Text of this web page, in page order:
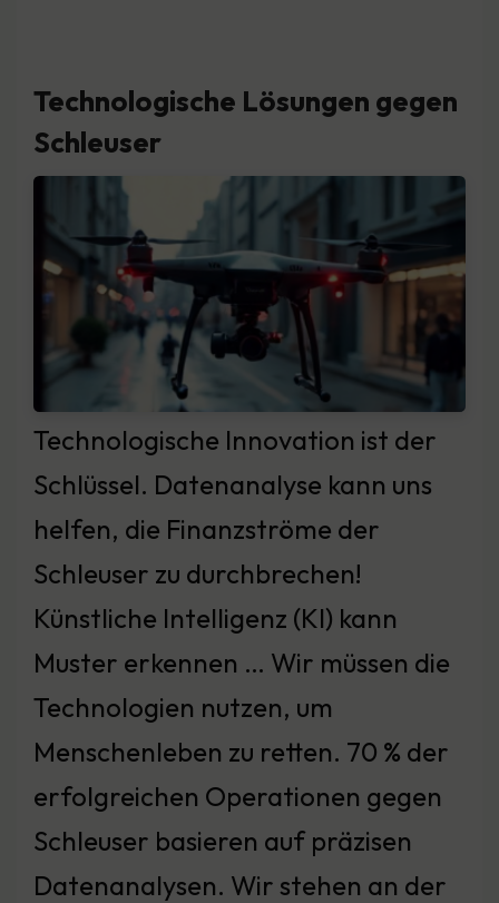
Technologische Lösungen gegen
Schleuser
Technologische Innovation ist der
Schlüssel. Datenanalyse kann uns
helfen, die Finanzströme der
Schleuser zu durchbrechen!
Künstliche Intelligenz (KI) kann
Muster erkennen … Wir müssen die
Technologien nutzen, um
Menschenleben zu retten. 70 % der
erfolgreichen Operationen gegen
Schleuser basieren auf präzisen
Datenanalysen. Wir stehen an der